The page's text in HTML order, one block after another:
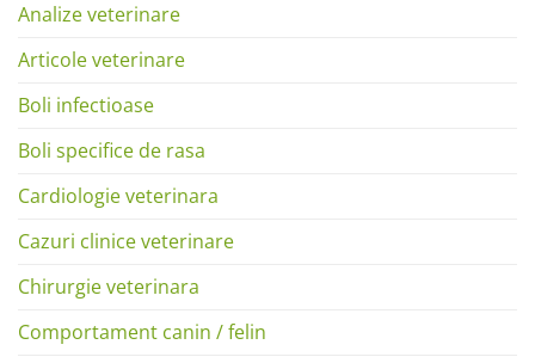
Analize veterinare
Articole veterinare
Boli infectioase
Boli specifice de rasa
Cardiologie veterinara
Cazuri clinice veterinare
Chirurgie veterinara
Comportament canin / felin